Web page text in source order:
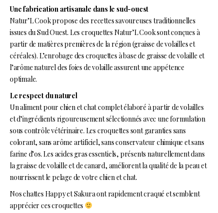
Une fabrication artisanale dans le sud-ouest
Natur’L Cook propose des recettes savoureuses traditionnelles
issues du Sud Ouest. Les croquettes Natur’L Cook sont conçues à
partir de matières premières de la région (graisse de volailles et
céréales). L’enrobage des croquettes à base de graisse de volaille et
l’arôme naturel des foies de volaille assurent une appétence
optimale.
Le respect du naturel
Un aliment pour chien et chat complet élaboré à partir de volailles
et d’ingrédients rigoureusement sélectionnés avec une formulation
sous contrôle vétérinaire. Les croquettes sont garanties sans
colorant, sans arôme artificiel, sans conservateur chimique et sans
farine d’os. Les acides gras essentiels, présents naturellement dans
la graisse de volaille et de canard, améliorent la qualité de la peau et
nourrissent le pelage de votre chien et chat.
Nos chattes Happy et Sakura ont rapidement craqué et semblent
apprécier ces croquettes